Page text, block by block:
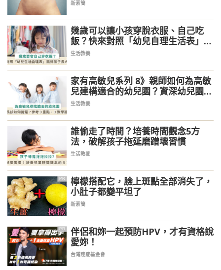
新素簡
幾歲可以讓小孩穿脫衣服、自己吃
飯？快來對照「幼兒自理生活表」教
出乖寶貝！
生活教養
家有高敏兒系列 8》親師如何為高敏
兒建構適合的幼兒園？資深幼兒園園
長提供挑選 3 重點與教學 3 建議
生活教養
誰偷走了時間？培養時間觀念5方
法，破解孩子拖延磨蹭壞習慣
生活教養
PR
檸檬搭配它，臉上斑點全部消失了，
小肚子都變平坦了
新素簡
PR
伴侶和妳一起預防HPV，才有資格說
愛妳！
台灣癌症基金會